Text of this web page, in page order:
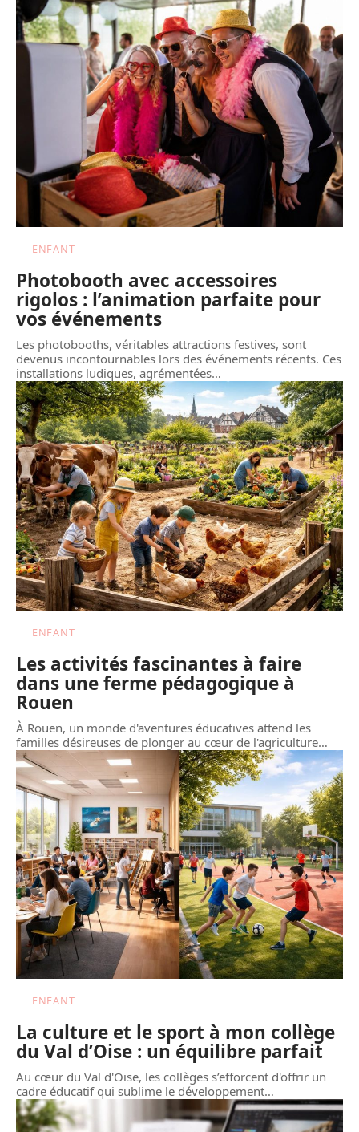
ENFANT
Photobooth avec accessoires
rigolos : l’animation parfaite pour
vos événements
Les photobooths, véritables attractions festives, sont
devenus incontournables lors des événements récents. Ces
installations ludiques, agrémentées…
ENFANT
Les activités fascinantes à faire
dans une ferme pédagogique à
Rouen
À Rouen, un monde d'aventures éducatives attend les
familles désireuses de plonger au cœur de l'agriculture…
ENFANT
La culture et le sport à mon collège
du Val d’Oise : un équilibre parfait
Au cœur du Val d'Oise, les collèges s’efforcent d'offrir un
cadre éducatif qui sublime le développement…